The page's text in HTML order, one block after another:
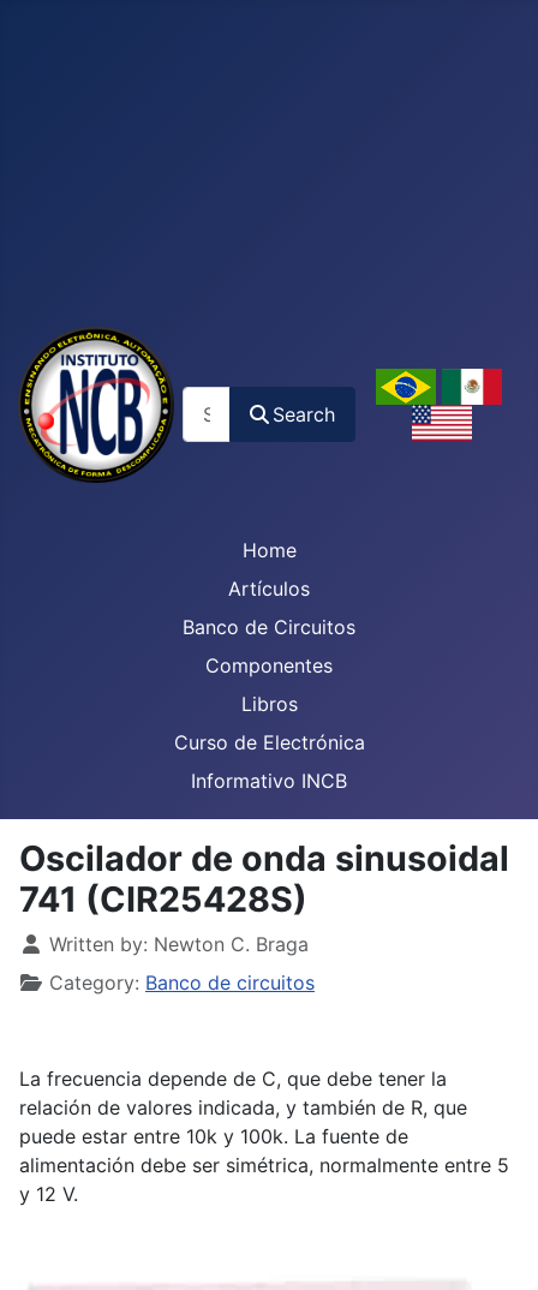
Search
Home
Artículos
Banco de Circuitos
Componentes
Libros
Curso de Electrónica
Informativo INCB
Oscilador de onda sinusoidal
741 (CIR25428S)
Details
Written by: Newton C. Braga
Category: Banco de circuitos
La frecuencia depende de C, que debe tener la
relación de valores indicada, y también de R, que
puede estar entre 10k y 100k. La fuente de
alimentación debe ser simétrica, normalmente entre 5
y 12 V.